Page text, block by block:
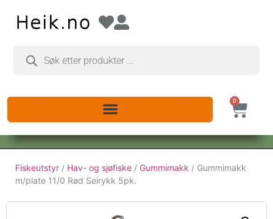
0
Fiskeutstyr / Hav- og sjøfiske / Gummimakk / Gummimakk
m/plate 11/0 Rød Seirykk 5pk.